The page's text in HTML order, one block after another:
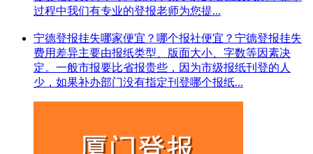
过程中我们有专业的登报老师为您提...
宁德登报挂失哪家便宜？哪个报社便宜？宁德登报挂失
费用差异主要由报纸类型、版面大小、字数等因素决
定。一般市报要比省报贵些，因为市级报纸刊登的人
少，如果补办部门没有指定刊登哪个报纸...